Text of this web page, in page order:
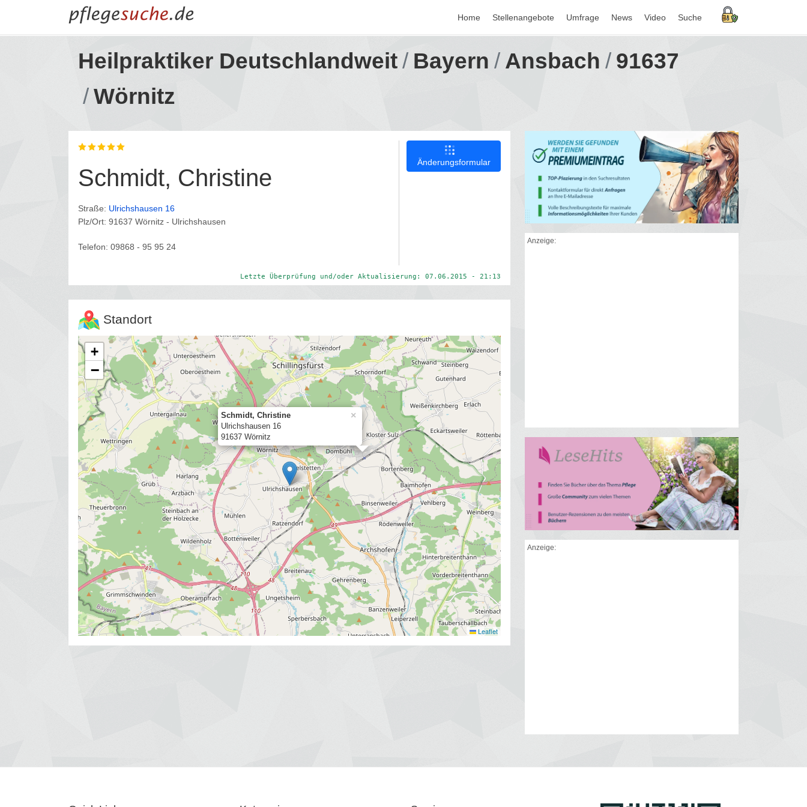
Heilpraktiker Deutschlandweit Bayern Ansbach
91637
Wörnitz
Schmidt, Christine
Straße: Ulrichshausen 16
Plz/Ort: 91637 Wörnitz - Ulrichshausen
Telefon: 09868 - 95 95 24
Änderungsformular
Letzte Überprüfung und/oder Aktualisierung: 07.06.2015 - 21:13
Standort
Schmidt, Christine
Ulrichshausen 16
91637 Wörnitz
×
+
−
Leaflet
Anzeige:
Anzeige:
Home Stellenangebote Umfrage News Video Suche